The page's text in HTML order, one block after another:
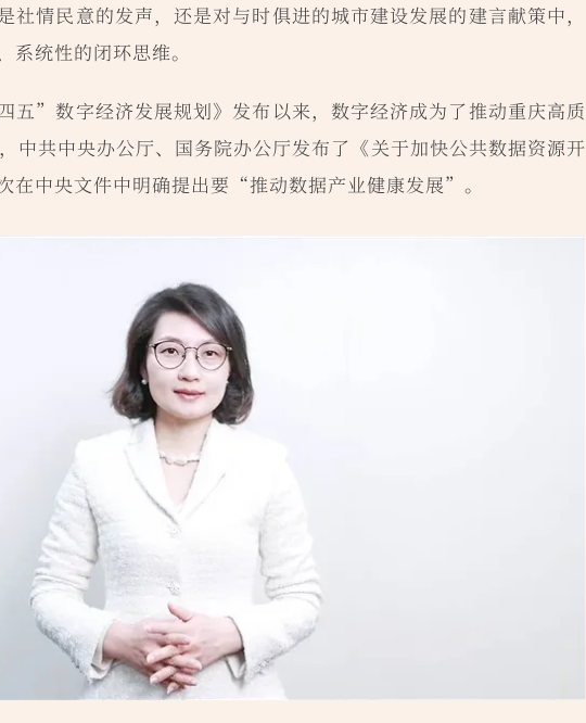
社情民意的发声，还是对与时俱进的城市建设发展的建言献策中，
统性的闭环思维。
五”数字经济发展规划》发布以来，数字经济成为了推动重庆高质
中共中央办公厅、国务院办公厅发布了《关于加快公共数据资源开
在中央文件中明确提出要“推动数据产业健康发展”。